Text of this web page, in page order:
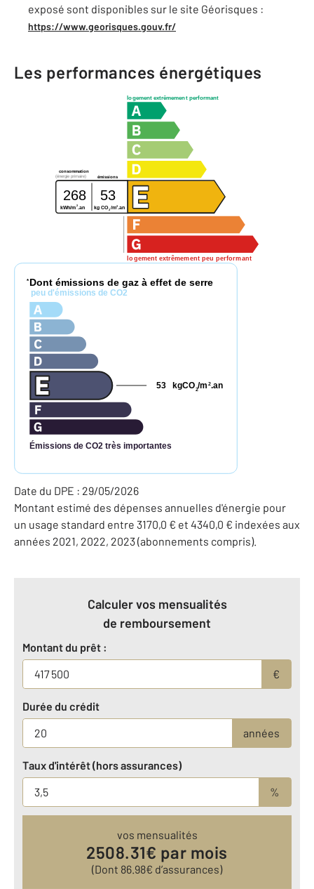
exposé sont disponibles sur le site Géorisques :
https://www.georisques.gouv.fr/
Les performances énergétiques
logement extrêmement performant
logement extrêmement peu performant
consommation
émissions
(énergie primaire)
268 53
kWh/m2.an kg CO2/m2 .an
* Dont émissions de gaz à effet de serre
peu d'émissions de CO2
Émissions de CO2 très importantes
kgCO2/m 2.an
53
Date du DPE : 29/05/2026
Montant estimé des dépenses annuelles d'énergie pour
un usage standard entre 3170,0 € et 4340,0 € indexées aux
années 2021, 2022, 2023 (abonnements compris).
Calculer vos mensualités
de remboursement
Montant du prêt :
€
Durée du crédit
années
Taux d'intérêt (hors assurances)
%
vos mensualités
2508.31€ par mois
(Dont 86.98€ d’assurances)